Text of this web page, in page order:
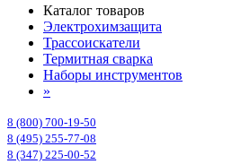
Каталог товаров
Электрохимзащита
Трассоискатели
Термитная сварка
Наборы инструментов
»
8 (800) 700-19-50
8 (495) 255-77-08
8 (347) 225-00-52